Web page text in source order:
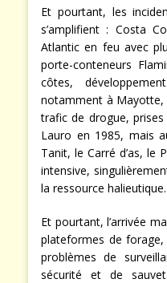
Et pourtant, les
s’amplifient : Costa
Atlantic en feu avec
porte-conteneurs
côtes,
notamment à Mayotte,
trafic de drogue, prises
Lauro en 1985, mais
Tanit, le Carré d’as, le
intensive,
la ressource halieutique.
Et pourtant, l’arrivée
plateformes de
problèmes de
sécurité et de